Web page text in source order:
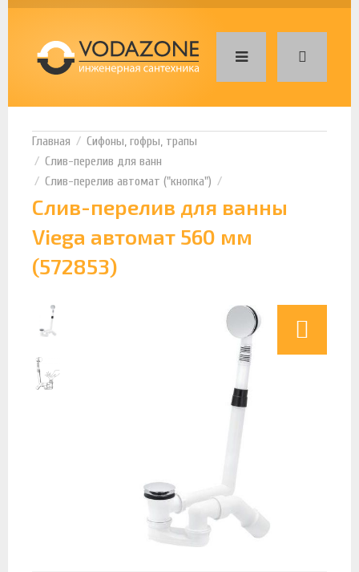
Сифоны, гофры, трапы
Слив-перелив для ванн
Слив-перелив автомат ("кнопка")
Слив-перелив для ванны
Viega автомат 560 мм
(572853)